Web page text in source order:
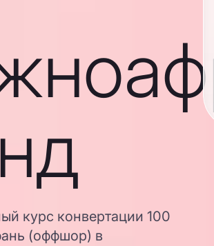
курс конвертации 100
(оффшор) в